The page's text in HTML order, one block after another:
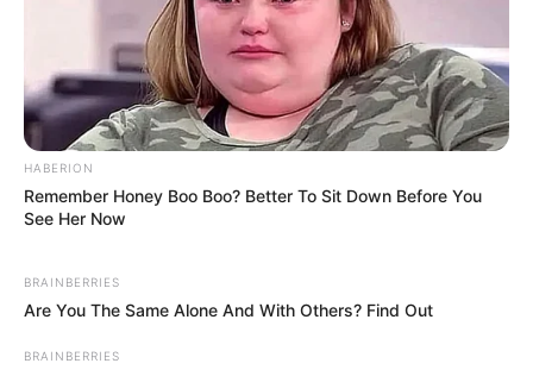
HABERION
Remember Honey Boo Boo? Better To Sit Down Before You
See Her Now
BRAINBERRIES
Are You The Same Alone And With Others? Find Out
BRAINBERRIES